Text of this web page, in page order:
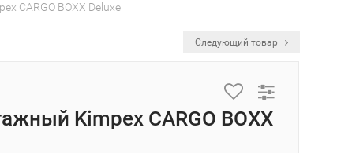
CARGO BOXX Deluxe
Следующий товар
Kimpex CARGO BOXX